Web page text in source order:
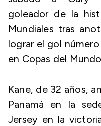
goleador de la
Mundiales tras
lograr el gol
en Copas del
Kane, de 32 años,
Panamá en la
Jersey en la